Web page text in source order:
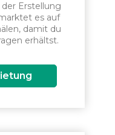
Erstellung
es auf
damit du
erhältst.